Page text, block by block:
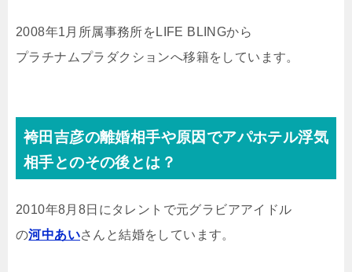
2008年1月所属事務所をLIFE BLINGから
プラチナムプラダクションへ移籍をしています。
袴田吉彦の離婚相手や原因でアパホテル浮気
相手とのその後とは？
2010年8月8日にタレントで元グラビアアイドル
の河中あいさんと結婚をしています。